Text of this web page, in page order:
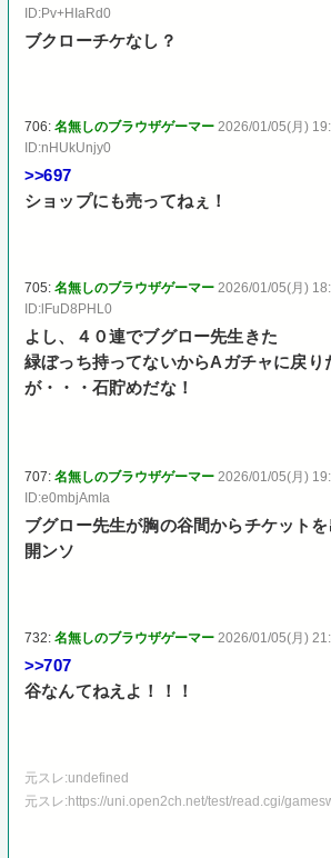
ID:Pv+HIaRd0
ブクローチケなし？
706:名無しのブラウザゲーマー 2026/01/05(月)
ID:nHUkUnjy0
>>697
ショップにも売ってねぇ！
705:名無しのブラウザゲーマー 2026/01/05(月)
ID:lFuD8PHL0
よし、４０連でブグロー先生きた
緑ぼっち持ってないからAガチャに戻り
が・・・石貯めだな！
707:名無しのブラウザゲーマー 2026/01/05(月)
ID:e0mbjAmIa
ブグロー先生が胸の谷間からチケット
開ンソ
732:名無しのブラウザゲーマー 2026/01/05(月)
>>707
谷なんてねえよ！！！
元スレ:undefined
元スレ:https://uni.open2ch.net/test/read.cgi/